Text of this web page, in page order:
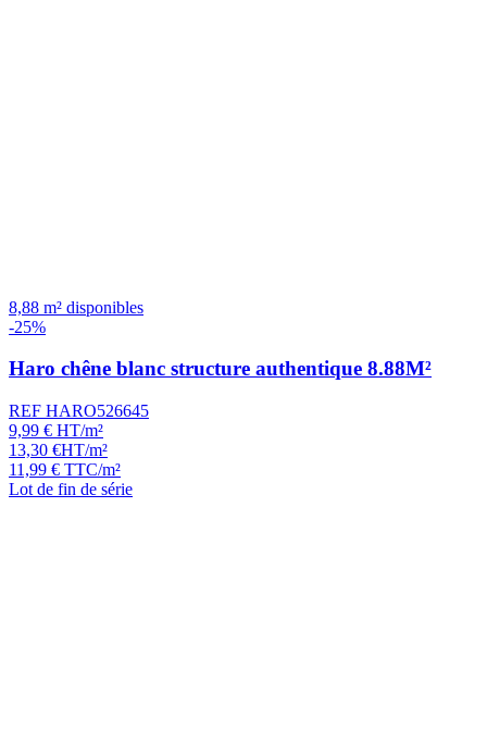
8,88 m² disponibles
-25%
Haro chêne blanc structure authentique 8.88M²
REF HARO526645
9,99 € HT/m²
13,30 €HT/m²
11,99 € TTC/m²
Lot de fin de série